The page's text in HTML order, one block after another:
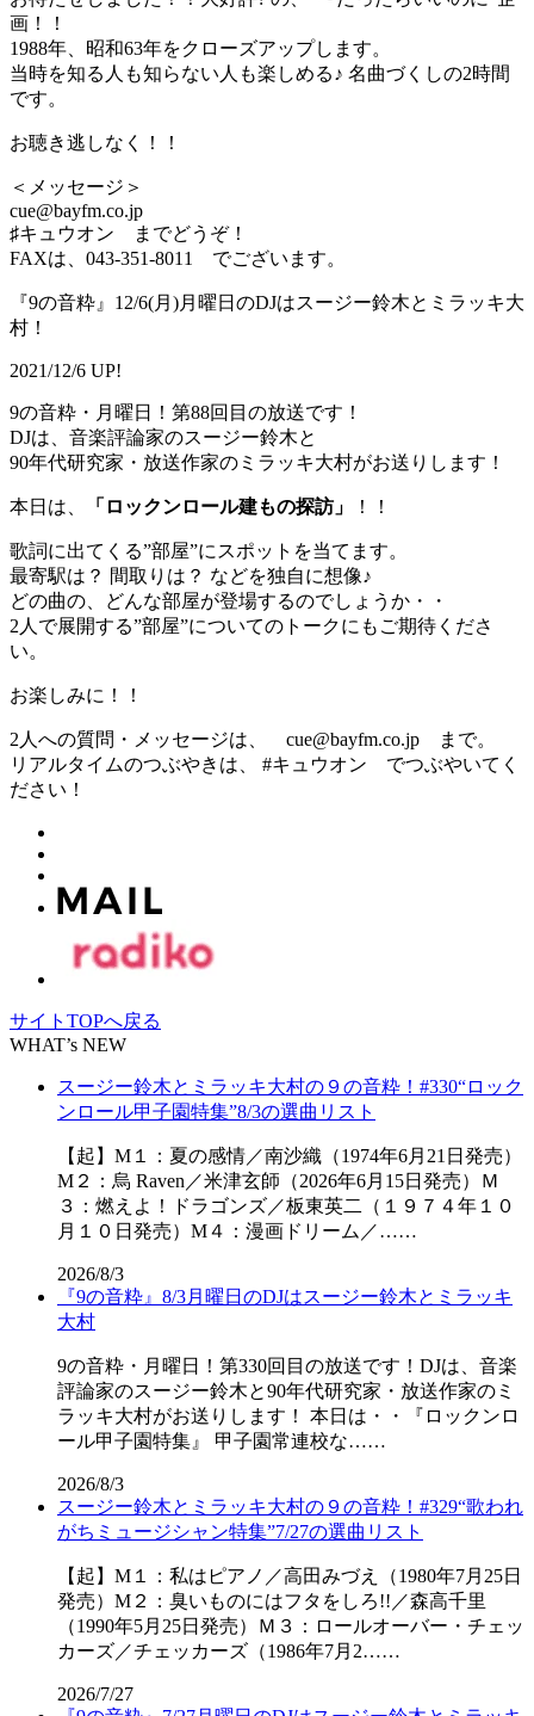
画！！
1988年、昭和63年をクローズアップします。
当時を知る人も知らない人も楽しめる♪ 名曲づくしの2時間
です。
お聴き逃しなく！！
＜メッセージ＞
cue@bayfm.co.jp
♯キュウオン までどうぞ！
FAXは、043-351-8011 でございます。
『9の音粋』12/6(月)月曜日のDJはスージー鈴木とミラッキ大
村！
2021/12/6 UP!
9の音粋・月曜日！第88回目の放送です！
DJは、音楽評論家のスージー鈴木と
90年代研究家・放送作家のミラッキ大村がお送りします！
本日は、 「ロックンロール建もの探訪」 ！！
歌詞に出てくる”部屋”にスポットを当てます。
最寄駅は？ 間取りは？ などを独自に想像♪
どの曲の、どんな部屋が登場するのでしょうか・・
2人で展開する”部屋”についてのトークにもご期待くださ
い。
お楽しみに！！
2人への質問・メッセージは、 cue@bayfm.co.jp まで。
リアルタイムのつぶやきは、 #キュウオン でつぶやいてく
ださい！
サイトTOPへ戻る
WHAT’s NEW
スージー鈴木とミラッキ大村の９の音粋！#330“ロック
ンロール甲子園特集”8/3の選曲リスト
【起】M１：夏の感情／南沙織（1974年6月21日発売）
M２：烏 Raven／米津玄師（2026年6月15日発売）Ｍ
３：燃えよ！ドラゴンズ／板東英二（１９７４年１０
月１０日発売）M４：漫画ドリーム／……
2026/8/3
『9の音粋』8/3月曜日のDJはスージー鈴木とミラッキ
大村
9の音粋・月曜日！第330回目の放送です！DJは、音楽
評論家のスージー鈴木と90年代研究家・放送作家のミ
ラッキ大村がお送りします！ 本日は・・『ロックンロ
ール甲子園特集』 甲子園常連校な……
2026/8/3
スージー鈴木とミラッキ大村の９の音粋！#329“歌われ
がちミュージシャン特集”7/27の選曲リスト
【起】M１：私はピアノ／高田みづえ（1980年7月25日
発売）M２：臭いものにはフタをしろ!!／森高千里
（1990年5月25日発売）Ｍ３：ロールオーバー・チェッ
カーズ／チェッカーズ（1986年7月2……
2026/7/27